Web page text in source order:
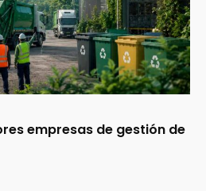
empresas de gestión de